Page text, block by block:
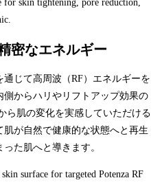
密なエネルギー
じて高周波（RF）エネルギーを
からハリやリフトアップ効果の
ら肌の変化を実感していただける
が自然で健康的な状態へと再生
た肌へと導きます。